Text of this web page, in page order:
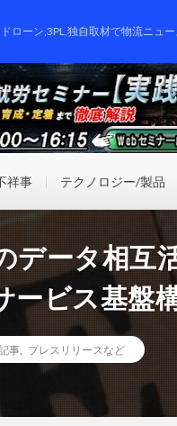
ローン,3PL,独自取材で物流ニュ
祥事 テクノロジー/製品
データ相互
ービス基盤
事 プレスリリースなど